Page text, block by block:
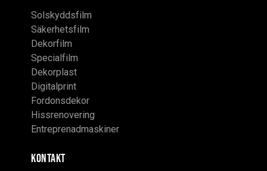
Solskyddsfilm
Säkerhetsfilm
Dekorfilm
Specialfilm
Dekorplast
Digitalprint
Fordonsdekor
Hissrenovering
Entreprenadmaskiner
KONTAKT